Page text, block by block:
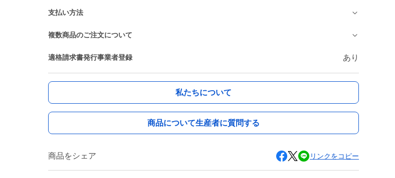
支払い方法
複数商品のご注文について
適格請求書発行事業者登録 あり
私たちについて
商品について生産者に質問する
商品をシェア リンクをコピー